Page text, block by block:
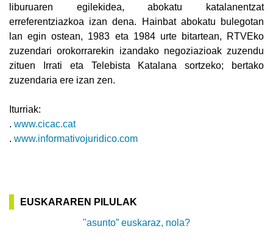
liburuaren egilekidea, abokatu katalanentzat
erreferentziazkoa izan dena. Hainbat abokatu bulegotan
lan egin ostean, 1983 eta 1984 urte bitartean, RTVEko
zuzendari orokorrarekin izandako negoziazioak zuzendu
zituen Irrati eta Telebista Katalana sortzeko; bertako
zuzendaria ere izan zen.
Iturriak:
. www.cicac.cat
. www.informativojuridico.com
EUSKARAREN PILULAK
"asunto” euskaraz, nola?